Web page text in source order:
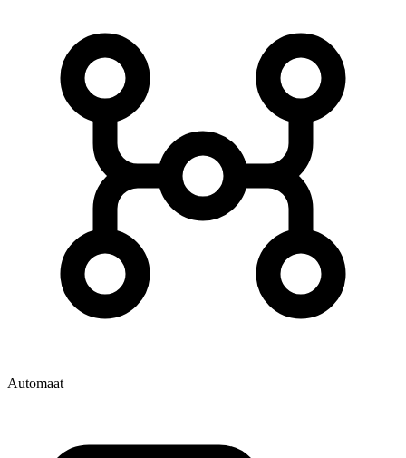
Automaat